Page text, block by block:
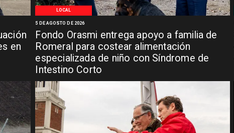
en
LOCAL
Fondo Orasmi entrega apoyo a familia de
Romeral para costear alimentación
especializada de niño con Síndrome de
Intestino Corto
5 DE AGOSTO DE 2026